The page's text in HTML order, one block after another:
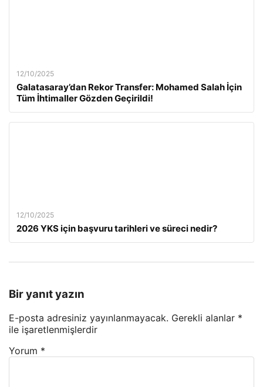
12/10/2025
Galatasaray’dan Rekor Transfer: Mohamed Salah İçin
Tüm İhtimaller Gözden Geçirildi!
12/10/2025
2026 YKS için başvuru tarihleri ve süreci nedir?
Bir yanıt yazın
E-posta adresiniz yayınlanmayacak. Gerekli alanlar *
ile işaretlenmişlerdir
Yorum *